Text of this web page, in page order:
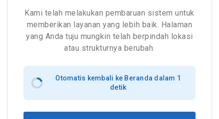
Kami telah melakukan pembaruan sistem untuk
memberikan layanan yang lebih baik. Halaman
yang Anda tuju mungkin telah berpindah lokasi
atau strukturnya berubah.
Otomatis kembali ke Beranda dalam 1
detik